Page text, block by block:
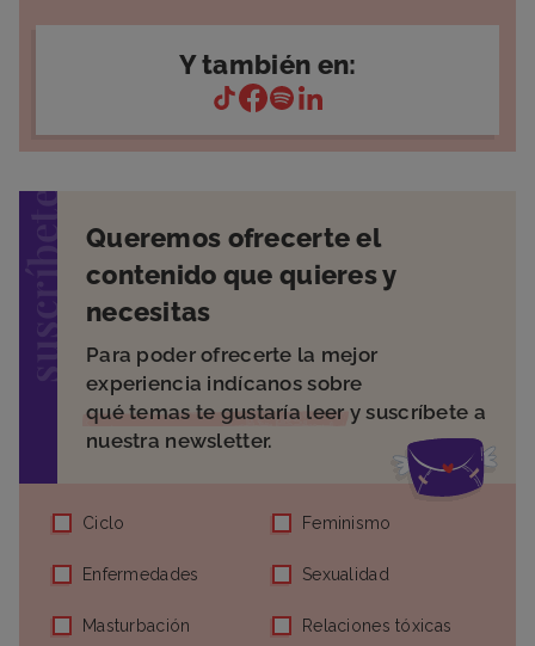
Y también en:
Queremos ofrecerte el
contenido que quieres y
necesitas
Para poder ofrecerte la mejor
experiencia indícanos sobre
qué temas te gustaría leer y suscríbete a
nuestra newsletter.
Ciclo Feminismo
Enfermedades Sexualidad
Masturbación Relaciones tóxicas